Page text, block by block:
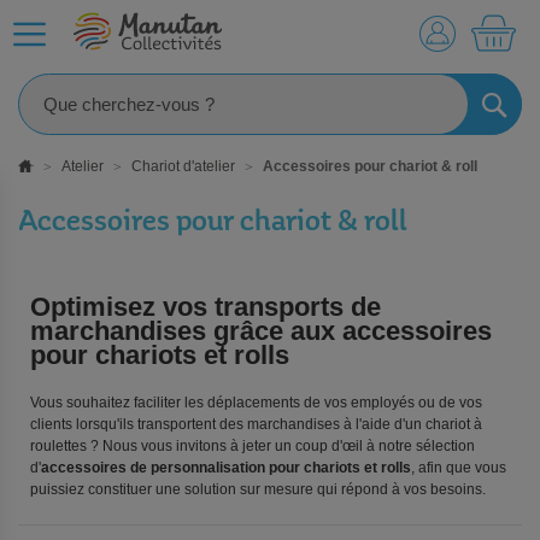
Atelier Chariot d'atelier Accessoires pour chariot & roll
Accessoires pour chariot & roll
Optimisez vos transports de
marchandises grâce aux accessoires
pour chariots et rolls
Vous souhaitez faciliter les déplacements de vos employés ou de vos
clients lorsqu'ils transportent des marchandises à l'aide d'un chariot à
roulettes ? Nous vous invitons à jeter un coup d'œil à notre sélection
d'accessoires de personnalisation pour chariots et rolls, afin que vous
puissiez constituer une solution sur mesure qui répond à vos besoins.